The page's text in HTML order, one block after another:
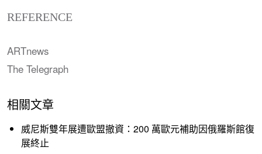
REFERENCE
ARTnews
The Telegraph
相關文章
威尼斯雙年展遭歐盟撤資：200 萬歐元補助因俄羅斯館復
展終止